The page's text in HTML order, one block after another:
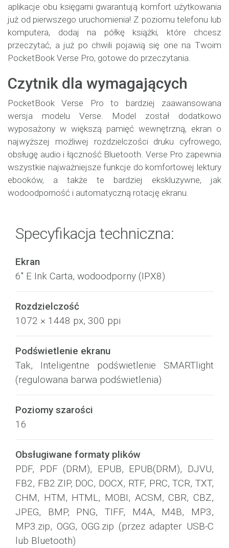
aplikacje obu księgarni gwarantują komfort użytkowania
już od pierwszego uruchomienia! Z poziomu telefonu lub
komputera, dodaj na półkę książki, które chcesz
przeczytać, a już po chwili pojawią się one na Twoim
PocketBook Verse Pro, gotowe do przeczytania.
Czytnik dla wymagających
PocketBook Verse Pro to bardziej zaawansowana
wersja modelu Verse. Model został dodatkowo
wyposażony w większą pamięć wewnętrzną, ekran o
najwyższej możliwej rozdzielczości druku cyfrowego,
obsługę audio i łączność Bluetooth. Verse Pro zapewnia
wszystkie najważniejsze funkcje do komfortowej lektury
ebooków, a także te bardziej ekskluzywne, jak
wodoodporność i automatyczną rotację ekranu.
Specyfikacja techniczna:
Ekran
6" E Ink Carta, wodoodporny (IPX8)
Rozdzielczość
1072 × 1448 px, 300 ppi
Podświetlenie ekranu
Tak, Inteligentne podświetlenie SMARTlight
(regulowana barwa podświetlenia)
Poziomy szarości
16
Obsługiwane formaty plików
PDF, PDF (DRM), EPUB, EPUB(DRM), DJVU,
FB2, FB2.ZIP, DOC, DOCX, RTF, PRC, TCR, TXT,
CHM, HTM, HTML, MOBI, ACSM, CBR, CBZ,
JPEG, BMP, PNG, TIFF, M4A, M4B, MP3,
MP3.zip, OGG, OGG.zip (przez adapter USB-C
lub Bluetooth)